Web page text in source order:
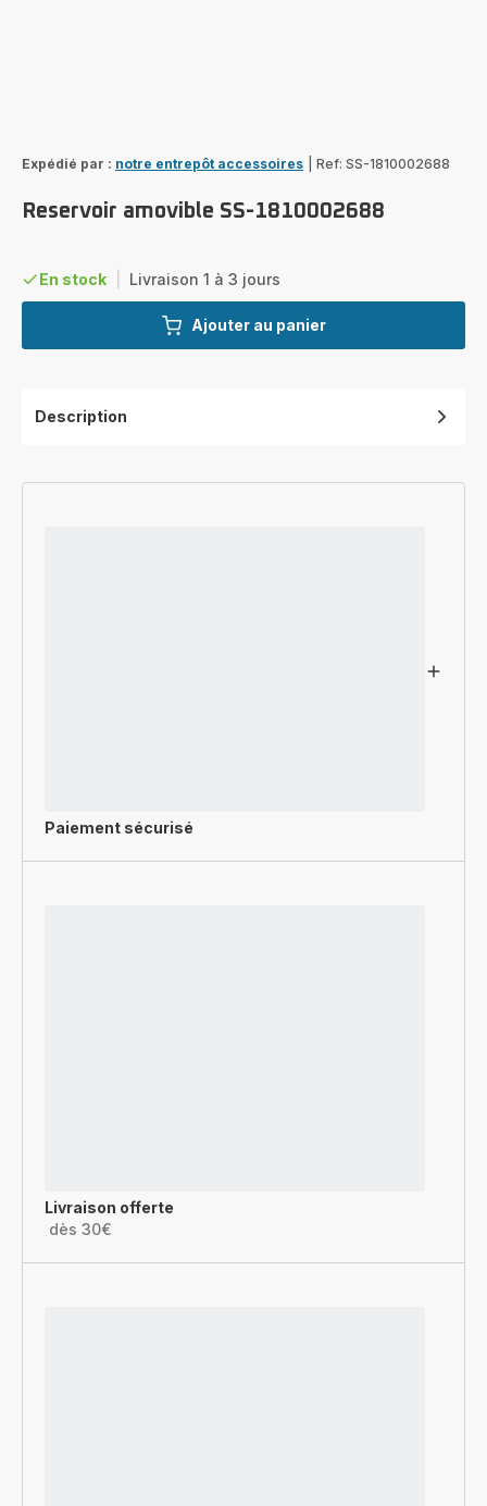
Expédié par : notre entrepôt accessoires Ref: SS-1810002688
Reservoir amovible SS-1810002688
En stock Livraison 1 à 3 jours
Ajouter au panier
Description
Paiement sécurisé
Livraison offerte
dès 30€